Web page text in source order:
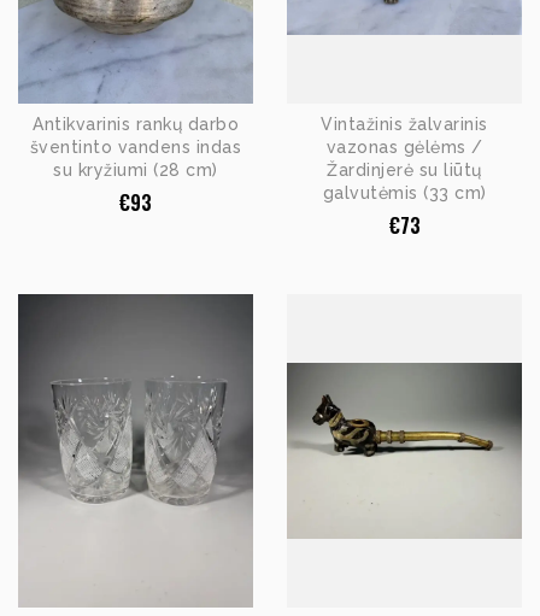
Antikvarinis rankų darbo
šventinto vandens indas
su kryžiumi (28 cm)
€93
Vintažinis žalvarinis
vazonas gėlėms /
Žardinjerė su liūtų
galvutėmis (33 cm)
€73